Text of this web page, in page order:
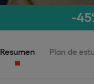
-
Resumen Plan de